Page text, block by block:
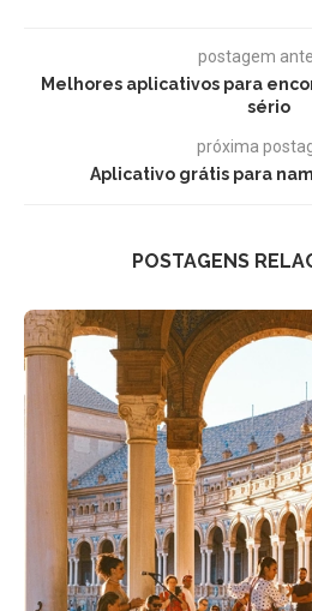
postagem
Melhores aplicativos para
sério
próxima
Aplicativo grátis para
POSTAGENS